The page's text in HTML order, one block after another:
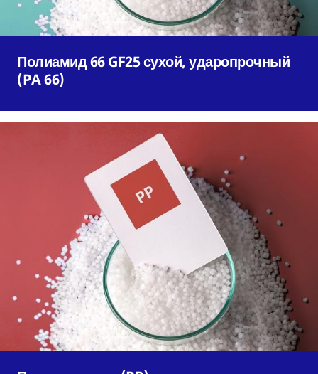
Полиамид 66 GF25 сухой, ударопрочный
(PA 66)